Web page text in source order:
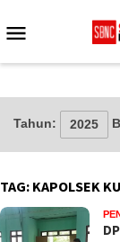
ke
Tahun:
TAG: KAPOLSEK